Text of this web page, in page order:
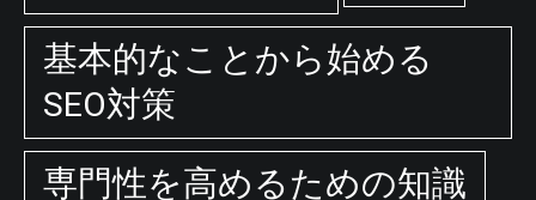
基本的なことから始める
SEO対策
専門性を高めるための知識